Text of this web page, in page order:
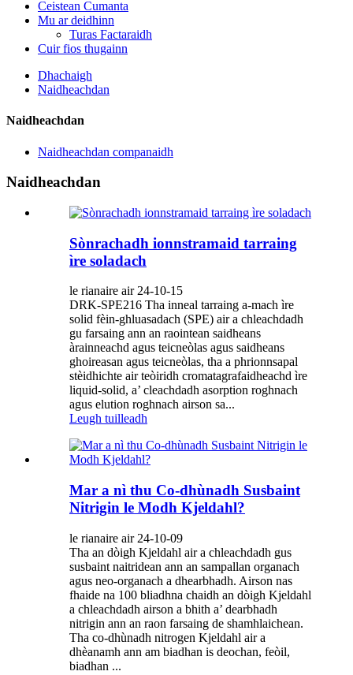
Ceistean Cumanta
Mu ar deidhinn
Turas Factaraidh
Cuir fios thugainn
Dhachaigh
Naidheachdan
Naidheachdan
Naidheachdan companaidh
Naidheachdan
Sònrachadh ionnstramaid tarraing
ìre soladach
le rianaire air 24-10-15
DRK-SPE216 Tha inneal tarraing a-mach ìre
solid fèin-ghluasadach (SPE) air a chleachdadh
gu farsaing ann an raointean saidheans
àrainneachd agus teicneòlas agus saidheans
ghoireasan agus teicneòlas, tha a phrionnsapal
stèidhichte air teòiridh cromatagrafaidheachd ìre
liquid-solid, a’ cleachdadh asorption roghnach
agus elution roghnach airson sa...
Leugh tuilleadh
Mar a nì thu Co-dhùnadh Susbaint
Nitrigin le Modh Kjeldahl?
le rianaire air 24-10-09
Tha an dòigh Kjeldahl air a chleachdadh gus
susbaint naitridean ann an sampallan organach
agus neo-organach a dhearbhadh. Airson nas
fhaide na 100 bliadhna chaidh an dòigh Kjeldahl
a chleachdadh airson a bhith a’ dearbhadh
nitrigin ann an raon farsaing de shamhlaichean.
Tha co-dhùnadh nitrogen Kjeldahl air a
dhèanamh ann am biadhan is deochan, feòil,
biadhan ...